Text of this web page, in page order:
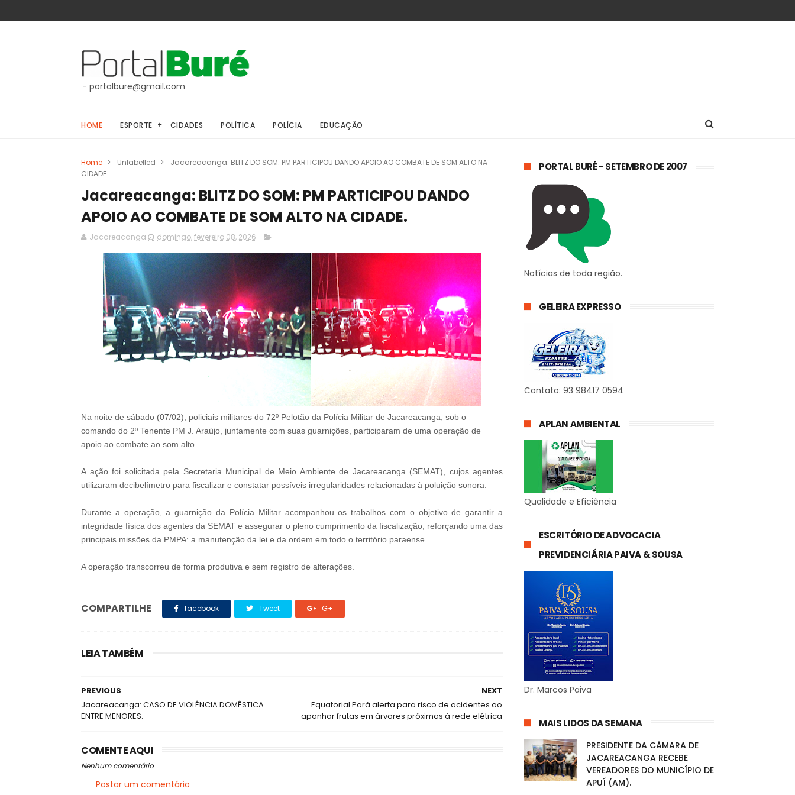
- portalbure@gmail.com
HOME ESPORTE CIDADES POLÍTICA POLÍCIA EDUCAÇÃO
Home > Unlabelled >
Jacareacanga: BLITZ DO SOM: PM PARTICIPOU DANDO APOIO AO COMBATE DE SOM ALTO NA
CIDADE.
Jacareacanga: BLITZ DO SOM: PM PARTICIPOU DANDO
APOIO AO COMBATE DE SOM ALTO NA CIDADE.
Jacareacanga domingo, fevereiro 08, 2026
Na noite de sábado (07/02), policiais militares do 72º Pelotão da Polícia Militar de Jacareacanga, sob o
comando do 2º Tenente PM J. Araújo, juntamente com suas guarnições, participaram de uma operação de
apoio ao combate ao som alto.
A ação foi solicitada pela Secretaria Municipal de Meio Ambiente de Jacareacanga (SEMAT), cujos agentes
utilizaram decibelímetro para fiscalizar e constatar possíveis irregularidades relacionadas à poluição sonora.
Durante a operação, a guarnição da Polícia Militar acompanhou os trabalhos com o objetivo de garantir a
integridade física dos agentes da SEMAT e assegurar o pleno cumprimento da fiscalização, reforçando uma das
principais missões da PMPA: a manutenção da lei e da ordem em todo o território paraense.
A operação transcorreu de forma produtiva e sem registro de alterações.
COMPARTILHE facebook Tweet G+
LEIA TAMBÉM
NEXT
Equatorial Pará alerta para risco de acidentes ao
apanhar frutas em árvores próximas à rede elétrica
PREVIOUS
Jacareacanga: CASO DE VIOLÊNCIA DOMÊSTICA
ENTRE MENORES.
COMENTE AQUI
Nenhum comentário
Postar um comentário
PORTAL BURÉ - SETEMBRO DE 2007
Notícias de toda região.
GELEIRA EXPRESSO
Contato: 93 98417 0594
APLAN AMBIENTAL
Qualidade e Eficiência
ESCRITÓRIO DE ADVOCACIA
PREVIDENCIÁRIA PAIVA & SOUSA
Dr. Marcos Paiva
MAIS LIDOS DA SEMANA
PRESIDENTE DA CÂMARA DE
JACAREACANGA RECEBE
VEREADORES DO MUNICÍPIO DE
APUÍ (AM).